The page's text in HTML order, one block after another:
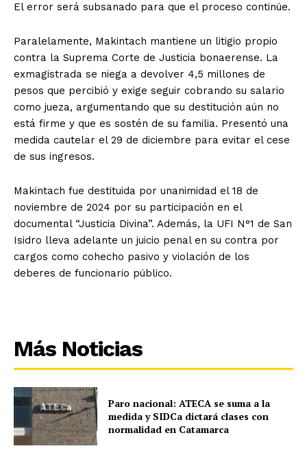
El error será subsanado para que el proceso continúe.
Paralelamente, Makintach mantiene un litigio propio
contra la Suprema Corte de Justicia bonaerense. La
exmagistrada se niega a devolver 4,5 millones de
pesos que percibió y exige seguir cobrando su salario
como jueza, argumentando que su destitución aún no
está firme y que es sostén de su familia. Presentó una
medida cautelar el 29 de diciembre para evitar el cese
de sus ingresos.
Makintach fue destituida por unanimidad el 18 de
noviembre de 2024 por su participación en el
documental “Justicia Divina”. Además, la UFI N°1 de San
Isidro lleva adelante un juicio penal en su contra por
cargos como cohecho pasivo y violación de los
deberes de funcionario público.
Más Noticias
Paro nacional: ATECA se suma a la
medida y SIDCa dictará clases con
normalidad en Catamarca